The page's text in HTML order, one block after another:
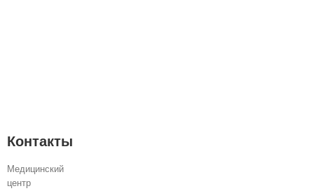
Контакты
Медицинский
центр